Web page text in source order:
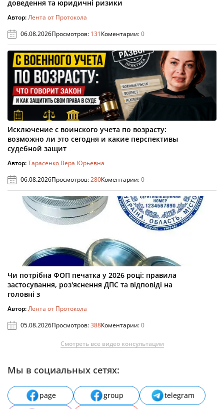
доведення та юридичні ризики
Автор:Лента от Протокола
06.08.2026Просмотров: 131Коментарии:0
Исключение с воинского учета по возрасту:
возможно ли это сегодня и какие перспективы
судебной защит
Автор:Тарасенко Вера Юрьевна
06.08.2026Просмотров:280Коментарии:0
Чи потрібна ФОП печатка у 2026 році: правила
застосування, роз'яснення ДПС та відповіді на
головні з
Автор:Лента от Протокола
05.08.2026Просмотров:388Коментарии:0
Смотреть все видео консультации
Мы в социальных сетях:
page group
telegram